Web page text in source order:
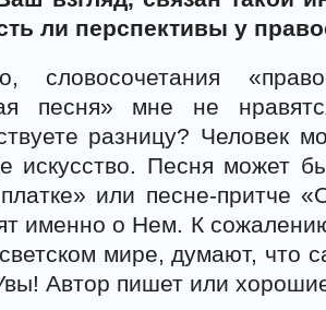
ли перспективы у
словосочетания
песня» мне не
разницу? Человек
искусство. Песня может
или песне-притче
именно о Нем. К
мире, думают, что
Автор пишет или